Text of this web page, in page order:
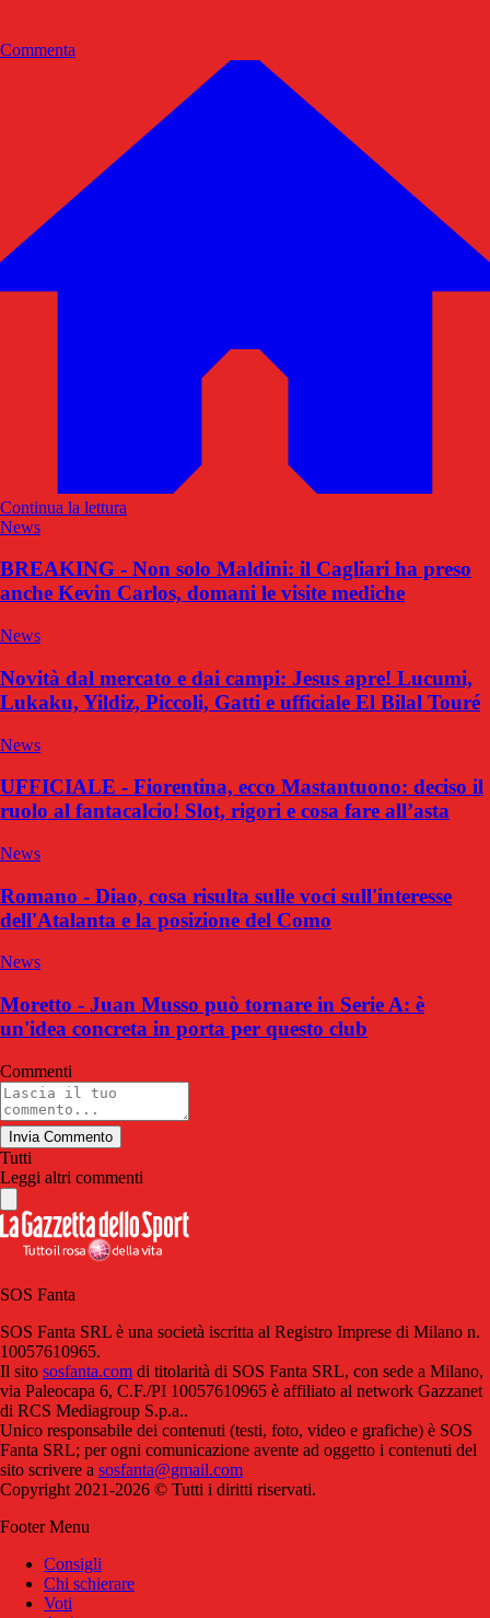
Commenta
Continua la lettura
News
BREAKING - Non solo Maldini: il Cagliari ha preso
anche Kevin Carlos, domani le visite mediche
News
Novità dal mercato e dai campi: Jesus apre! Lucumi,
Lukaku, Yildiz, Piccoli, Gatti e ufficiale El Bilal Touré
News
UFFICIALE - Fiorentina, ecco Mastantuono: deciso il
ruolo al fantacalcio! Slot, rigori e cosa fare all’asta
News
Romano - Diao, cosa risulta sulle voci sull'interesse
dell'Atalanta e la posizione del Como
News
Moretto - Juan Musso può tornare in Serie A: è
un'idea concreta in porta per questo club
Commenti
Invia Commento
Tutti
Leggi altri commenti
SOS Fanta
SOS Fanta SRL è una società iscritta al Registro Imprese di Milano n.
10057610965.
Il sito sosfanta.com di titolarità di SOS Fanta SRL, con sede a Milano,
via Paleocapa 6, C.F./PI 10057610965 è affiliato al network Gazzanet
di RCS Mediagroup S.p.a..
Unico responsabile dei contenuti (testi, foto, video e grafiche) è SOS
Fanta SRL; per ogni comunicazione avente ad oggetto i contenuti del
sito scrivere a sosfanta@gmail.com
Copyright 2021-2026 © Tutti i diritti riservati.
Footer Menu
Consigli
Chi schierare
Voti